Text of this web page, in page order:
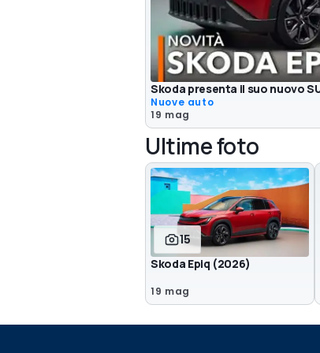
Skoda presenta il suo nuovo
Nuove auto
19 mag
Ultime foto
15
Skoda Epiq (2026)
19 mag